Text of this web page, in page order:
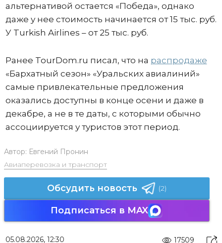
альтернативой остается «Победа», однако
даже у нее стоимость начинается от 15 тыс. руб.
У Turkish Airlines – от 25 тыс. руб.
Ранее TourDom.ru писал, что на распродаже
«Бархатный сезон» «Уральских авиалиний»
самые привлекательные предложения
оказались доступны в конце осени и даже в
декабре, а не в те даты, с которыми обычно
ассоциируется у туристов этот период.
Автор: Евгений Пронин
Авиаперевозка и транспорт
Обсудить новость (2)
Подписаться в MAX
05.08.2026, 12:30 17509